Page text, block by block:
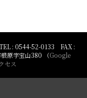
: 0544-52-0133 FAX :
原字宝山380 （Google
セス